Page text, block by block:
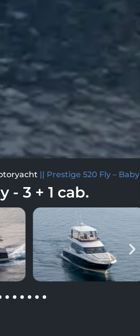
|| Prestige 520 Fly – Baby
- 3 + 1 cab.